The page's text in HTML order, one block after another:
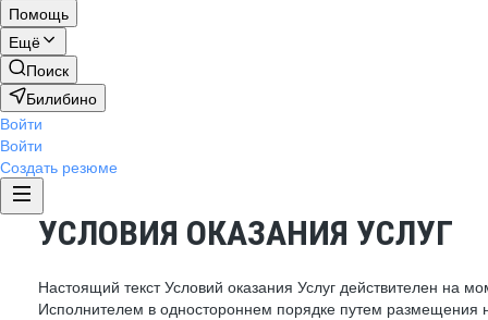
Помощь
Ещё
Поиск
Билибино
Войти
Войти
Создать резюме
УСЛОВИЯ ОКАЗАНИЯ УСЛУГ
Настоящий текст Условий оказания Услуг действителен на
Исполнителем в одностороннем порядке путем размещения